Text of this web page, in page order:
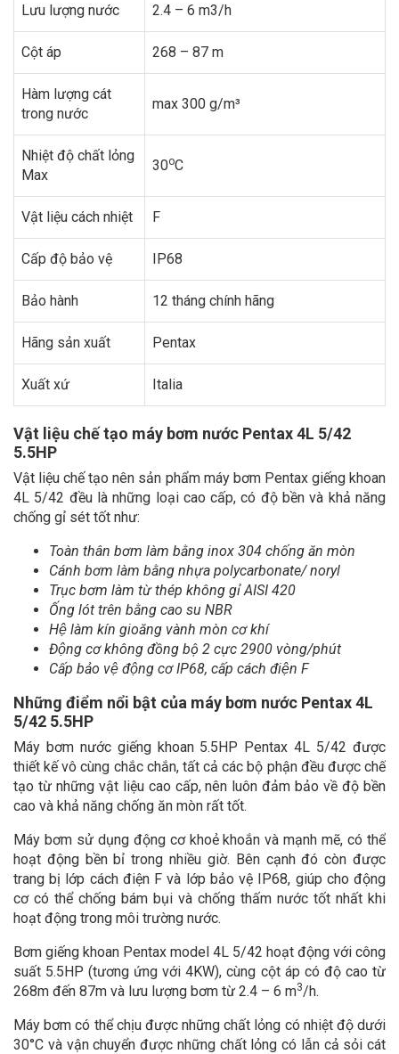
Lưu lượng nước 2.4 – 6 m3/h
Cột áp 268 – 87 m
Hàm lượng cát
trong nước
max 300 g/m³
Nhiệt độ chất lỏng
Max
30oC
Vật liệu cách nhiệt F
Cấp độ bảo vệ IP68
Bảo hành 12 tháng chính hãng
Hãng sản xuất Pentax
Xuất xứ Italia
Vật liệu chế tạo máy bơm nước Pentax 4L 5/42
5.5HP
Vật liệu chế tạo nên sản phẩm máy bơm Pentax giếng khoan
4L 5/42 đều là những loại cao cấp, có độ bền và khả năng
chống gỉ sét tốt như:
Toàn thân bơm làm bằng inox 304 chống ăn mòn
Cánh bơm làm bằng nhựa polycarbonate/ noryl
Trục bơm làm từ thép không gỉ AISI 420
Ống lót trên bằng cao su NBR
Hệ làm kín gioăng vành mòn cơ khí
Động cơ không đồng bộ 2 cực 2900 vòng/phút
Cấp bảo vệ động cơ IP68, cấp cách điện F
Những điểm nổi bật của máy bơm nước Pentax 4L
5/42 5.5HP
Máy bơm nước giếng khoan 5.5HP Pentax 4L 5/42 được
thiết kế vô cùng chắc chắn, tất cả các bộ phận đều được chế
tạo từ những vật liệu cao cấp, nên luôn đảm bảo về độ bền
cao và khả năng chống ăn mòn rất tốt.
Máy bơm sử dụng động cơ khoẻ khoắn và mạnh mẽ, có thể
hoạt động bền bỉ trong nhiều giờ. Bên cạnh đó còn được
trang bị lớp cách điện F và lớp bảo vệ IP68, giúp cho động
cơ có thể chống bám bụi và chống thấm nước tốt nhất khi
hoạt động trong môi trường nước.
Bơm giếng khoan Pentax model 4L 5/42 hoạt động với công
suất 5.5HP (tương ứng với 4KW), cùng cột áp có độ cao từ
268m đến 87m và lưu lượng bơm từ 2.4 – 6 m3/h.
Máy bơm có thể chịu được những chất lỏng có nhiệt độ dưới
30°C và vận chuyển được những chất lỏng có lẫn cả sỏi cát